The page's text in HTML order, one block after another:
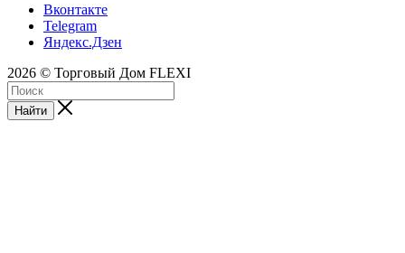
Вконтакте
Telegram
Яндекс.Дзен
2026 © Торговый Дом FLEXI
Найти